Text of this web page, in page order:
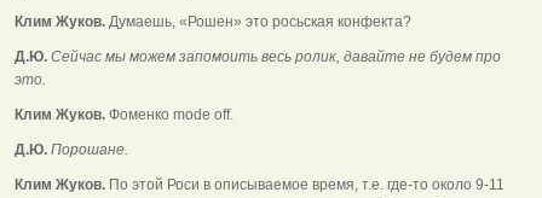
Клим Жуков. Думаешь, «Рошен» это росьская конфекта?
Д.Ю. Сейчас мы можем запомоить весь ролик, давайте не будем про
это.
Клим Жуков. Фоменко mode off.
Д.Ю. Порошане.
Клим Жуков. По этой Роси в описываемое время, т.е. где-то около 9-11